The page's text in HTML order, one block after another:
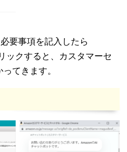
要事項を記入したら
ックすると、カスタマーセ
てきます。